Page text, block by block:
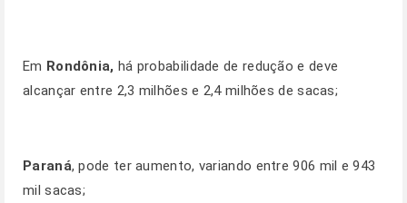
Em Rondônia, há probabilidade de redução e deve
alcançar entre 2,3 milhões e 2,4 milhões de sacas;
Paraná, pode ter aumento, variando entre 906 mil e 943
mil sacas;